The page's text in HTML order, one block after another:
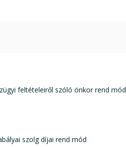
feltételeiről szóló önkor rend mód
szolg díjai rend mód